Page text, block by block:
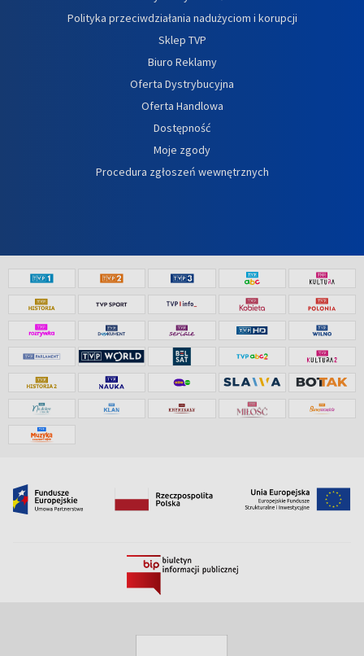
Polityka przeciwdziałania nadużyciom i korupcji
Sklep TVP
Biuro Reklamy
Oferta Dystrybucyjna
Oferta Handlowa
Dostępność
Moje zgody
Procedura zgłoszeń wewnętrznych